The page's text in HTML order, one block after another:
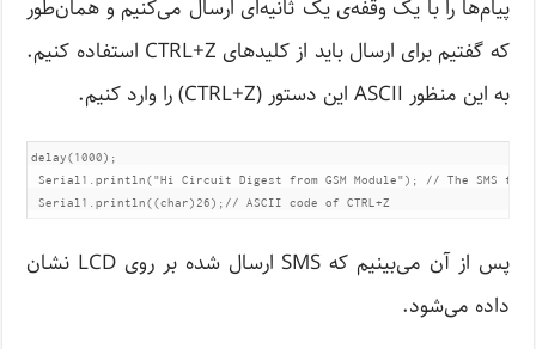
پیام‌ها را با یک وقفه‌ی یک ثانیه‌ای ارسال می‌کنیم و همان‌طور
که گفتیم برای ارسال باید از کلیدهای CTRL+Z استفاده کنیم.
به این منظور ASCII این دستور (CTRL+Z) را وارد کنیم.
delay(1000);
Serial1.println("Hi Circuit Digest from GSM Module"); // The SMS text
Serial1.println((char)26);// ASCII code of CTRL+Z
پس از آن می‌بینیم که SMS ارسال شده بر روی LCD نشان
داده می‌شود.